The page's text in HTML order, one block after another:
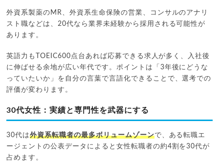
外資系製薬のMR、外資系生命保険の営業、コンサルのアナリ
スト職などは、20代なら業界未経験から採用される可能性が
あります。
英語力もTOEIC600点台あれば応募できる求人が多く、入社後
に伸ばせる余地が広い年代です。ポイントは「3年後にどうな
っていたいか」を自分の言葉で言語化できることで、選考での
評価が変わります。
30代女性：実績と専門性を武器にする
30代は外資系転職者の最多ボリュームゾーンで、ある転職エ
ージェントの公表データによると女性転職者の約4割を30代が
占めます。